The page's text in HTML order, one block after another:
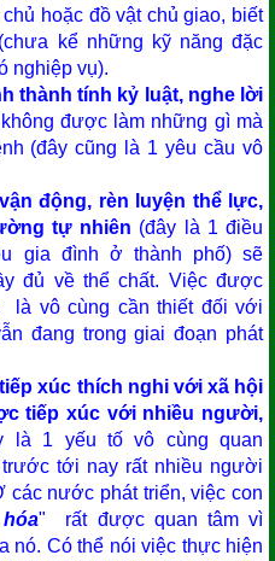
hoặc đồ vật chủ giao, biết
kể những kỹ năng đặc
nghiệp vụ).
thành tính kỷ luật, nghe lời
được làm những gì mà
(đây cũng là 1 yêu cầu vô
động, rèn luyện thể lực,
tự nhiên (đây là 1 điều
gia đình ở thành phố) sẽ
đủ về thể chất. Việc được
là vô cùng cần thiết đối với
đang trong giai đoạn phát
xúc thích nghi với xã hội
tiếp xúc với nhiều người,
là 1 yếu tố vô cùng quan
tới nay rất nhiều người
các nước phát triển, việc con
" rất được quan tâm vì
nó. Có thể nói việc thực hiện